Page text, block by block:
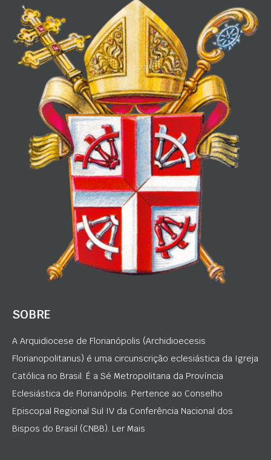
SOBRE
A Arquidiocese de Florianópolis (Archidioecesis
Florianopolitanus) é uma circunscrição eclesiástica da Igreja
Católica no Brasil. É a Sé Metropolitana da Província
Eclesiástica de Florianópolis. Pertence ao Conselho
Episcopal Regional Sul IV da Conferência Nacional dos
Bispos do Brasil (CNBB). Ler Mais